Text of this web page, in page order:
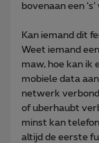
bovenaan een
Kan iemand dit
Weet iemand
maw, hoe kan ik
mobiele data
netwerk
of uberhaubt
minst kan
altijd de eerste